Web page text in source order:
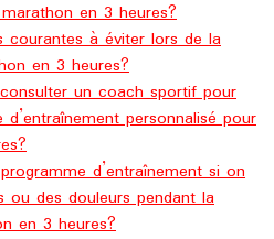
en 3 heures?
courantes à éviter lors de la
en 3 heures?
un coach sportif pour
personnalisé pour
d’entraînement si on
ou des douleurs pendant la
en 3 heures?